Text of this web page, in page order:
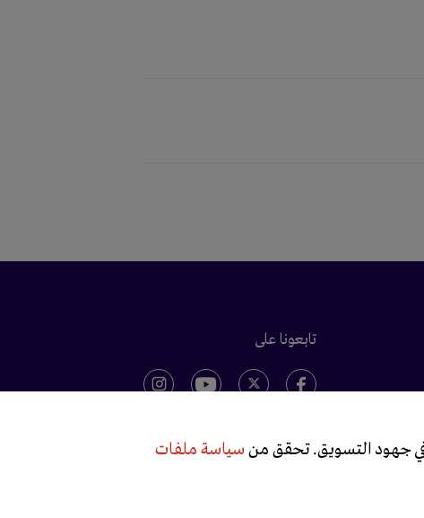
تابعونا على
في جهود التسويق. تحقق من سياسة ملفات